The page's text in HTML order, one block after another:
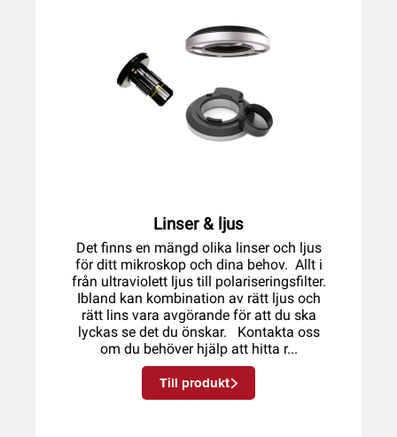
Linser & ljus
Det finns en mängd olika linser och ljus
för ditt mikroskop och dina behov. Allt i
från ultraviolett ljus till polariseringsfilter.
Ibland kan kombination av rätt ljus och
rätt lins vara avgörande för att du ska
lyckas se det du önskar. Kontakta oss
om du behöver hjälp att hitta r...
Till produkt